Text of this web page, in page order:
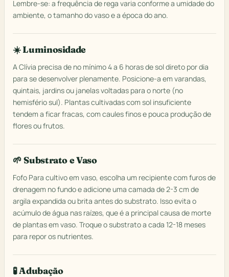
Lembre-se: a frequência de rega varia conforme a umidade do
ambiente, o tamanho do vaso e a época do ano.
☀️ Luminosidade
A Clívia precisa de no mínimo 4 a 6 horas de sol direto por dia
para se desenvolver plenamente. Posicione-a em varandas,
quintais, jardins ou janelas voltadas para o norte (no
hemisfério sul). Plantas cultivadas com sol insuficiente
tendem a ficar fracas, com caules finos e pouca produção de
flores ou frutos.
🌱 Substrato e Vaso
Fofo Para cultivo em vaso, escolha um recipiente com furos de
drenagem no fundo e adicione uma camada de 2-3 cm de
argila expandida ou brita antes do substrato. Isso evita o
acúmulo de água nas raízes, que é a principal causa de morte
de plantas em vaso. Troque o substrato a cada 12-18 meses
para repor os nutrientes.
🧪 Adubação